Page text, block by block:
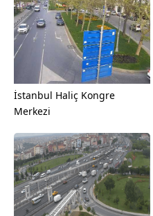
İstanbul Haliç Kongre
Merkezi